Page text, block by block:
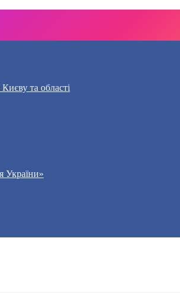
та області
України»